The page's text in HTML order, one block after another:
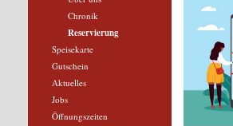
Chronik
Reservierung
Speisekarte
Gutschein
Aktuelles
Jobs
Öffnungszeiten